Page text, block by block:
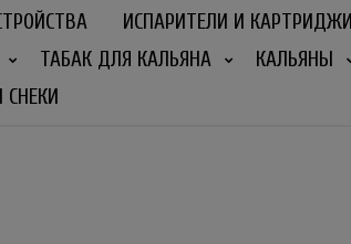
ИСПАРИТЕЛИ И КАРТРИДЖИ
ТАБАК ДЛЯ КАЛЬЯНА
КАЛЬЯНЫ